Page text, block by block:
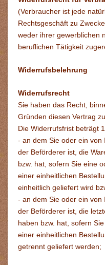
(Verbraucher ist jede
Rechtsgeschäft zu
weder ihrer gewerblichen
beruflichen Tätigkeit
Widerrufsbelehrung
Widerrufsrecht
Sie haben das Recht,
Gründen diesen Vertrag
Die Widerrufsfrist beträgt
- an dem Sie oder ein
der Beförderer ist, die
bzw. hat, sofern Sie eine
einer einheitlichen
einheitlich geliefert wird
- an dem Sie oder ein
der Beförderer ist, die
haben bzw. hat, sofern
einer einheitlichen
getrennt geliefert werden;